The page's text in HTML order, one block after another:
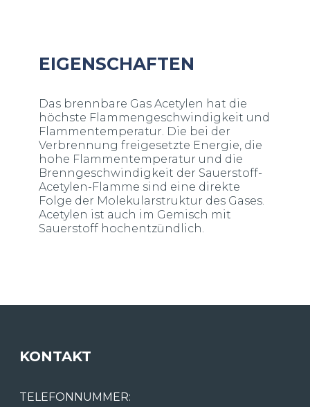
EIGENSCHAFTEN
Das brennbare Gas Acetylen hat die
höchste Flammengeschwindigkeit und
Flammentemperatur. Die bei der
Verbrennung freigesetzte Energie, die
hohe Flammentemperatur und die
Brenngeschwindigkeit der Sauerstoff-
Acetylen-Flamme sind eine direkte
Folge der Molekularstruktur des Gases.
Acetylen ist auch im Gemisch mit
Sauerstoff hochentzündlich.
KONTAKT
TELEFONNUMMER: